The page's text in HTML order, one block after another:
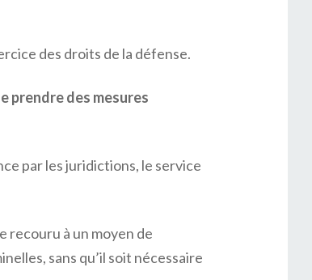
des droits de la défense.
prendre des mesures
par les juridictions, le service
recouru à un moyen de
sans qu’il soit nécessaire